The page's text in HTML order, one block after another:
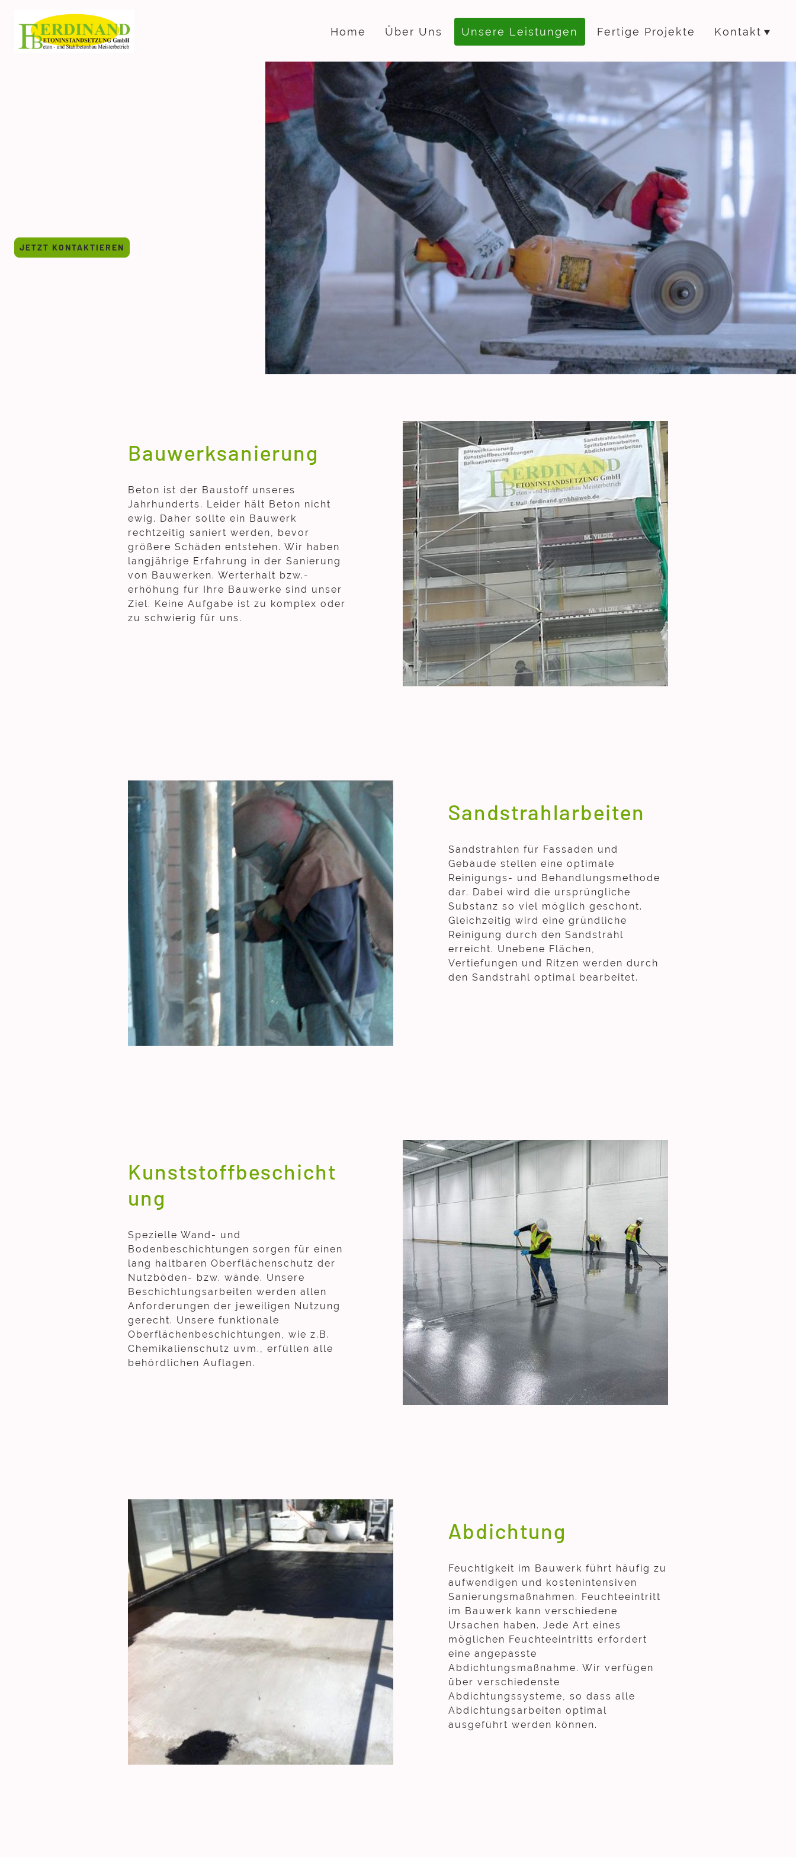
Home Über Uns Unsere Leistungen Fertige Projekte Kontakt
JETZT KONTAKTIEREN
Bauwerksanierung
Beton ist der Baustoff unseres
Jahrhunderts. Leider hält Beton nicht
ewig. Daher sollte ein Bauwerk
rechtzeitig saniert werden, bevor
größere Schäden entstehen. Wir haben
langjährige Erfahrung in der Sanierung
von Bauwerken. Werterhalt bzw.-
erhöhung für Ihre Bauwerke sind unser
Ziel. Keine Aufgabe ist zu komplex oder
zu schwierig für uns.
Sandstrahlarbeiten
Sandstrahlen für Fassaden und
Gebäude stellen eine optimale
Reinigungs- und Behandlungsmethode
dar. Dabei wird die ursprüngliche
Substanz so viel möglich geschont.
Gleichzeitig wird eine gründliche
Reinigung durch den Sandstrahl
erreicht. Unebene Flächen,
Vertiefungen und Ritzen werden durch
den Sandstrahl optimal bearbeitet.
Kunststoffbeschicht
ung
Spezielle Wand- und
Bodenbeschichtungen sorgen für einen
lang haltbaren Oberflächenschutz der
Nutzböden- bzw. wände. Unsere
Beschichtungsarbeiten werden allen
Anforderungen der jeweiligen Nutzung
gerecht. Unsere funktionale
Oberflächenbeschichtungen, wie z.B.
Chemikalienschutz uvm., erfüllen alle
behördlichen Auflagen.
Abdichtung
Feuchtigkeit im Bauwerk führt häufig zu
aufwendigen und kostenintensiven
Sanierungsmaßnahmen. Feuchteeintritt
im Bauwerk kann verschiedene
Ursachen haben. Jede Art eines
möglichen Feuchteeintritts erfordert
eine angepasste
Abdichtungsmaßnahme. Wir verfügen
über verschiedenste
Abdichtungssysteme, so dass alle
Abdichtungsarbeiten optimal
ausgeführt werden können.